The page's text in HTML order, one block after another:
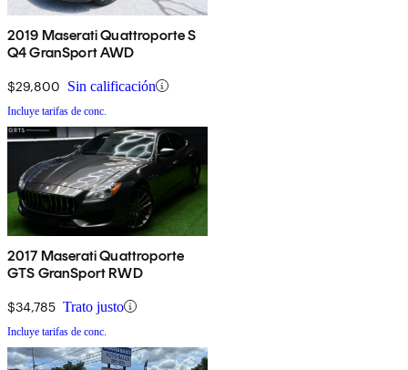
2019 Maserati Quattroporte S
Q4 GranSport AWD
$29,800 Sin calificación
Incluye tarifas de conc.
2017 Maserati Quattroporte
GTS GranSport RWD
$34,785 Trato justo
Incluye tarifas de conc.